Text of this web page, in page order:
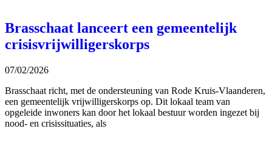
Brasschaat lanceert een gemeentelijk
crisisvrijwilligerskorps
07/02/2026
Brasschaat richt, met de ondersteuning van Rode Kruis-Vlaanderen,
een gemeentelijk vrijwilligerskorps op. Dit lokaal team van
opgeleide inwoners kan door het lokaal bestuur worden ingezet bij
nood- en crisissituaties, als